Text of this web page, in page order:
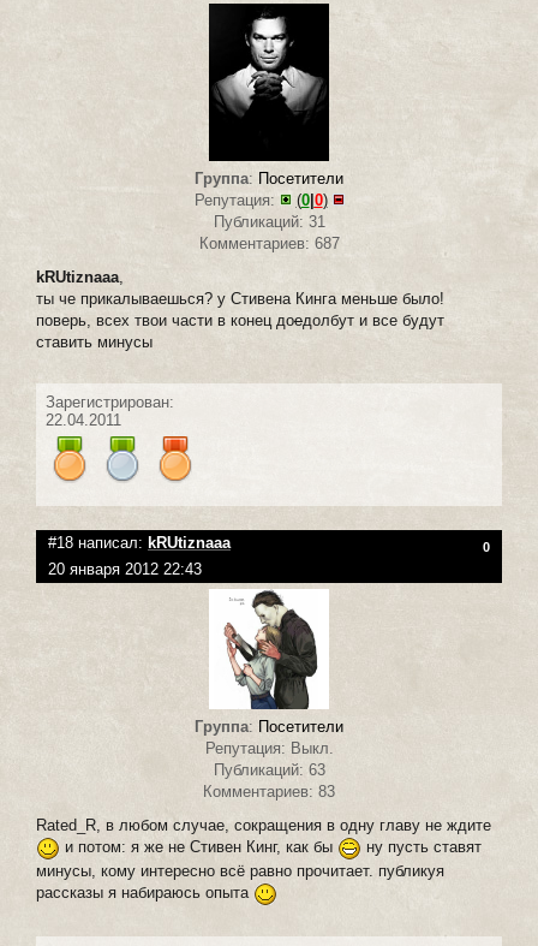
Группа: Посетители
Репутация:
(0| 0)
Публикаций: 31
Комментариев: 687
kRUtiznaaa,
ты че прикалываешься? у Стивена Кинга меньше было!
поверь, всех твои части в конец доедолбут и все будут
ставить минусы
Зарегистрирован:
22.04.2011
#18 написал: kRUtiznaaa 0
20 января 2012 22:43
Группа: Посетители
Репутация: Выкл.
Публикаций: 63
Комментариев: 83
Rated_R, в любом случае, сокращения в одну главу не ждите
и потом: я же не Стивен Кинг, как бы
ну пусть ставят
минусы, кому интересно всё равно прочитает. публикуя
рассказы я набираюсь опыта